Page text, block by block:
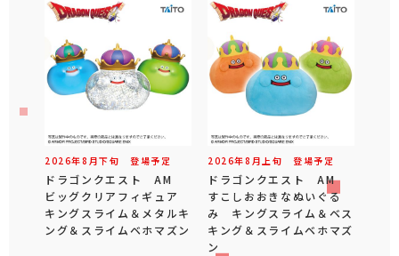
2026年8 月下旬 登場予定
ドラゴンクエスト AM
ビッグクリアフィギュア
キングスライム＆メタルキ
ング＆スライムベホマズン
2026年8 月 上旬 登場予定
ドラゴンクエスト AM
すこしおおきなぬいぐる
み キングスライム＆ベス
キング＆スライムベホマズ
ン